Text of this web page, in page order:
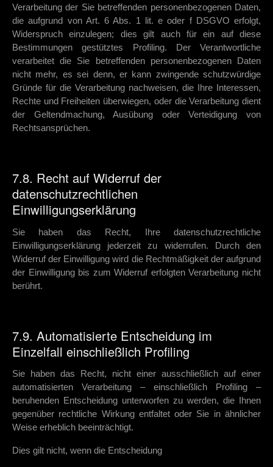
Verarbeitung der Sie betreffenden personenbezogenen Daten,
die aufgrund von Art. 6 Abs. 1 lit. e oder f DSGVO erfolgt,
Widerspruch einzulegen; dies gilt auch für ein auf diese
Bestimmungen gestütztes Profiling. Der Verantwortliche
verarbeitet die Sie betreffenden personenbezogenen Daten
nicht mehr, es sei denn, er kann zwingende schutzwürdige
Gründe für die Verarbeitung nachweisen, die Ihre Interessen,
Rechte und Freiheiten überwiegen, oder die Verarbeitung dient
der Geltendmachung, Ausübung oder Verteidigung von
Rechtsansprüchen.
7.8. Recht auf Widerruf der
datenschutzrechtlichen
Einwilligungserklärung
Sie haben das Recht, Ihre datenschutzrechtliche
Einwilligungserklärung jederzeit zu widerrufen. Durch den
Widerruf der Einwilligung wird die Rechtmäßigkeit der aufgrund
der Einwilligung bis zum Widerruf erfolgten Verarbeitung nicht
berührt.
7.9. Automatisierte Entscheidung im
Einzelfall einschließlich Profiling
Sie haben das Recht, nicht einer ausschließlich auf einer
automatisierten Verarbeitung – einschließlich Profiling –
beruhenden Entscheidung unterworfen zu werden, die Ihnen
gegenüber rechtliche Wirkung entfaltet oder Sie in ähnlicher
Weise erheblich beeinträchtigt.
Dies gilt nicht, wenn die Entscheidung